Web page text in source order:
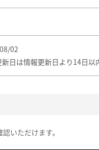
02
日は情報更新日より14日以
いただけます。